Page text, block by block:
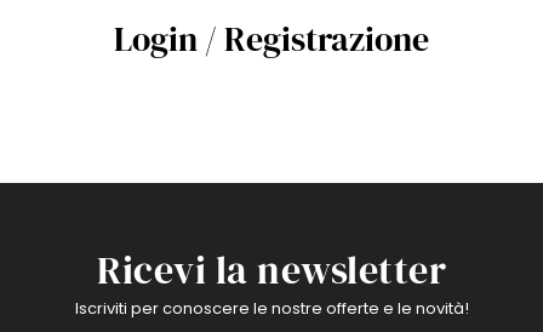
Login / Registrazione
Ricevi la newsletter
Iscriviti per conoscere le nostre offerte e le novità!